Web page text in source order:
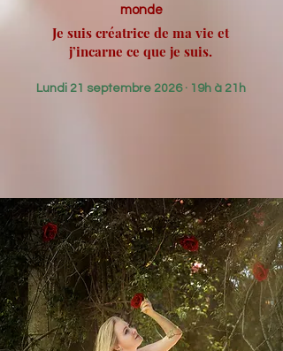
monde
Je suis créatrice de ma vie et
j’incarne ce que je suis.
Lundi 21 septembre 2026 · 19h à 21h